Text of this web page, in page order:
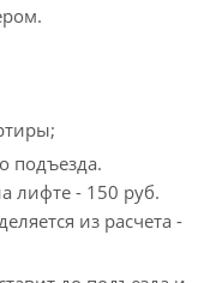
подъезда.
лифте - 150 руб.
из расчета -